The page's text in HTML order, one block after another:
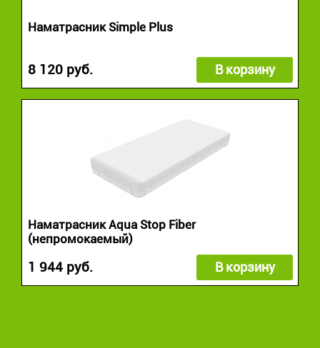
Наматрасник Simple Plus
8 120 руб. В корзину
Наматрасник Aqua Stop Fiber
(непромокаемый)
1 944 руб. В корзину